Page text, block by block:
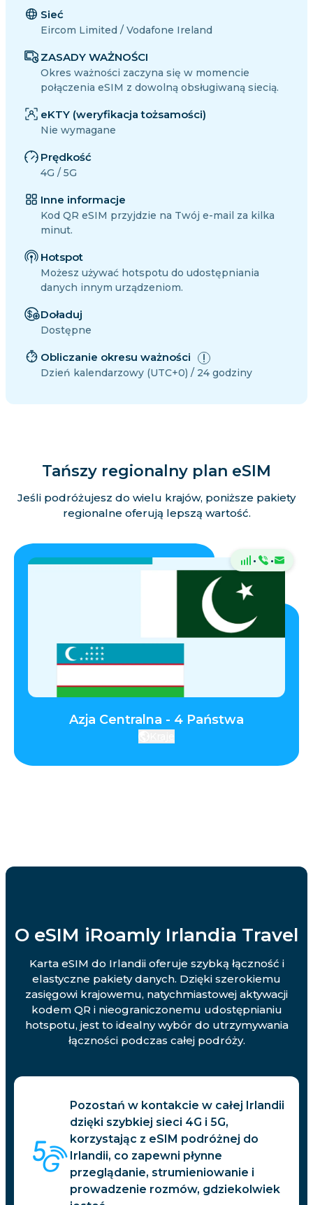
Sieć
Eircom Limited / Vodafone Ireland
ZASADY WAŻNOŚCI
Okres ważności zaczyna się w momencie
połączenia eSIM z dowolną obsługiwaną siecią.
eKTY (weryfikacja tożsamości)
Nie wymagane
Prędkość
4G / 5G
Inne informacje
Kod QR eSIM przyjdzie na Twój e-mail za kilka
minut.
Hotspot
Możesz używać hotspotu do udostępniania
danych innym urządzeniom.
Doładuj
Dostępne
Obliczanie okresu ważności
Dzień kalendarzowy (UTC+0) / 24 godziny
Tańszy regionalny plan eSIM
Jeśli podróżujesz do wielu krajów, poniższe pakiety
regionalne oferują lepszą wartość.
· ·
Azja Centralna - 4 Państwa
O eSIM iRoamly Irlandia Travel
Karta eSIM do Irlandii oferuje szybką łączność i
elastyczne pakiety danych. Dzięki szerokiemu
zasięgowi krajowemu, natychmiastowej aktywacji
kodem QR i nieograniczonemu udostępnianiu
hotspotu, jest to idealny wybór do utrzymywania
łączności podczas całej podróży.
Pozostań w kontakcie w całej Irlandii
dzięki szybkiej sieci 4G i 5G,
korzystając z eSIM podróżnej do
Irlandii, co zapewni płynne
przeglądanie, strumieniowanie i
prowadzenie rozmów, gdziekolwiek